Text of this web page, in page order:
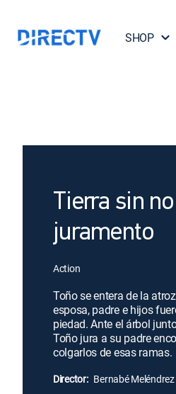
SHOP
Tierra sin
juramento
Action
Toño se entera de la
esposa, padre e hijos
piedad. Ante el árbol
Toño jura a su padre
colgarlos de esas ramas.
Director: Bernabé Meléndrez